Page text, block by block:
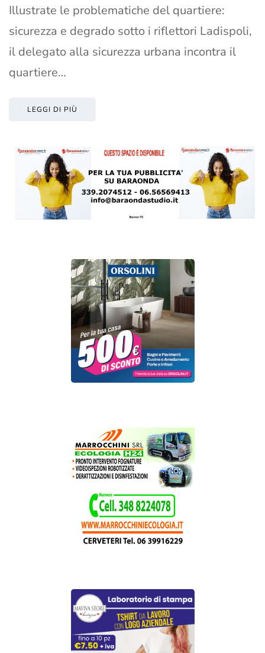
Illustrate le problematiche del quartiere:
sicurezza e degrado sotto i riflettori Ladispoli,
il delegato alla sicurezza urbana incontra il
quartiere…
LEGGI DI PIÙ